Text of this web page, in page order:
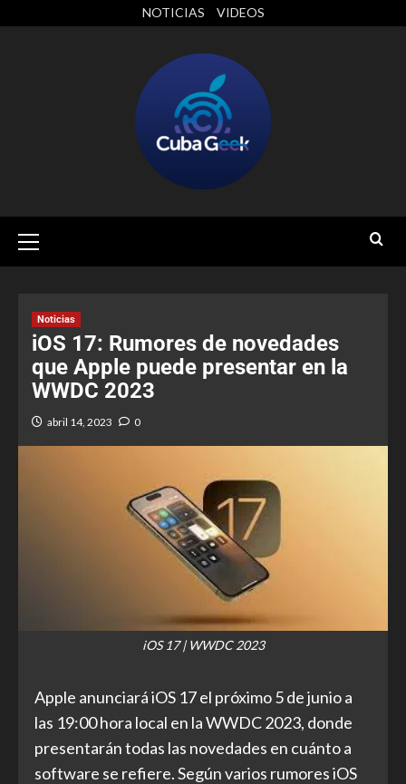
NOTICIAS VIDEOS
Noticias
iOS 17: Rumores de novedades
que Apple puede presentar en la
WWDC 2023
abril 14, 2023 0
iOS 17 | WWDC 2023
Apple anunciará iOS 17 el próximo 5 de junio a
las 19:00 hora local en la WWDC 2023, donde
presentarán todas las novedades en cuánto a
software se refiere. Según varios rumores iOS